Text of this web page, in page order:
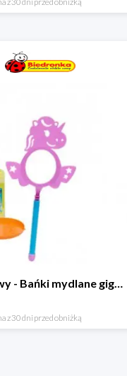
Hit cenowy - Bańki mydlane gigant lub płyn uzupełniający
z 30 dni przed obniżką